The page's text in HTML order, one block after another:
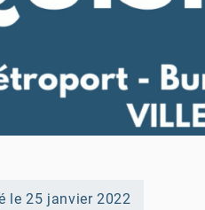
le 25 janvier 2022